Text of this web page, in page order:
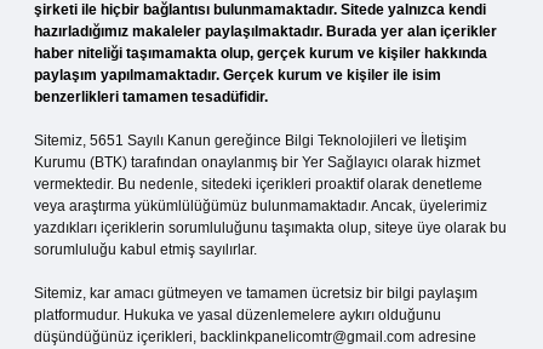
şirketi ile hiçbir bağlantısı bulunmamaktadır. Sitede yalnızca kendi
hazırladığımız makaleler paylaşılmaktadır. Burada yer alan içerikler
haber niteliği taşımamakta olup, gerçek kurum ve kişiler hakkında
paylaşım yapılmamaktadır. Gerçek kurum ve kişiler ile isim
benzerlikleri tamamen tesadüfidir.
Sitemiz, 5651 Sayılı Kanun gereğince Bilgi Teknolojileri ve İletişim
Kurumu (BTK) tarafından onaylanmış bir Yer Sağlayıcı olarak hizmet
vermektedir. Bu nedenle, sitedeki içerikleri proaktif olarak denetleme
veya araştırma yükümlülüğümüz bulunmamaktadır. Ancak, üyelerimiz
yazdıkları içeriklerin sorumluluğunu taşımakta olup, siteye üye olarak bu
sorumluluğu kabul etmiş sayılırlar.
Sitemiz, kar amacı gütmeyen ve tamamen ücretsiz bir bilgi paylaşım
platformudur. Hukuka ve yasal düzenlemelere aykırı olduğunu
düşündüğünüz içerikleri, backlinkpanelicomtr@gmail.com adresine